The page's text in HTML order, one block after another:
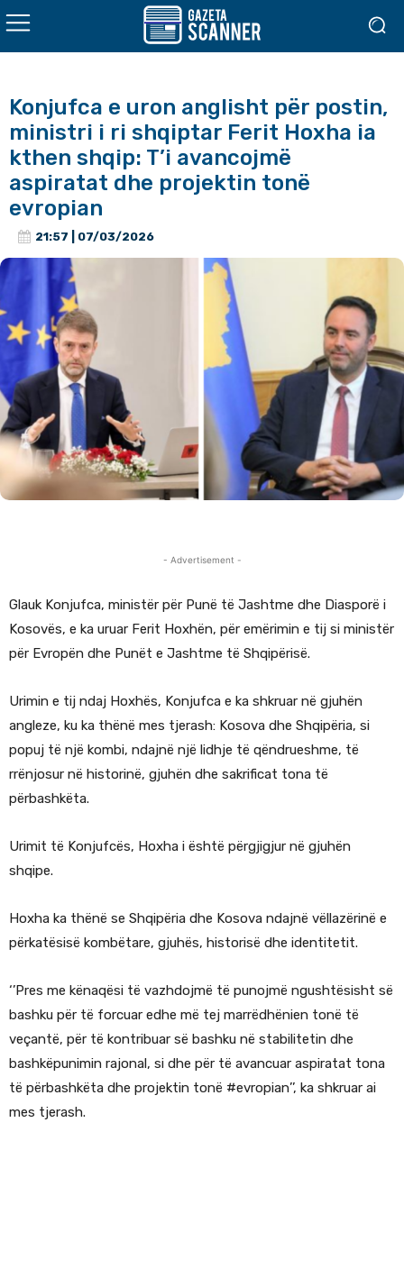
Konjufca e uron anglisht për postin,
ministri i ri shqiptar Ferit Hoxha ia
kthen shqip: T’i avancojmë
aspiratat dhe projektin tonë
evropian
21:57 | 07/03/2026
- Advertisement -
Glauk Konjufca, ministër për Punë të Jashtme dhe Diasporë i
Kosovës, e ka uruar Ferit Hoxhën, për emërimin e tij si ministër
për Evropën dhe Punët e Jashtme të Shqipërisë.
Urimin e tij ndaj Hoxhës, Konjufca e ka shkruar në gjuhën
angleze, ku ka thënë mes tjerash: Kosova dhe Shqipëria, si
popuj të një kombi, ndajnë një lidhje të qëndrueshme, të
rrënjosur në historinë, gjuhën dhe sakrificat tona të
përbashkëta.
Urimit të Konjufcës, Hoxha i është përgjigjur në gjuhën
shqipe.
Hoxha ka thënë se Shqipëria dhe Kosova ndajnë vëllazërinë e
përkatësisë kombëtare, gjuhës, historisë dhe identitetit.
‘’Pres me kënaqësi të vazhdojmë të punojmë ngushtësisht së
bashku për të forcuar edhe më tej marrëdhënien tonë të
veçantë, për të kontribuar së bashku në stabilitetin dhe
bashkëpunimin rajonal, si dhe për të avancuar aspiratat tona
të përbashkëta dhe projektin tonë #evropian’’, ka shkruar ai
mes tjerash.